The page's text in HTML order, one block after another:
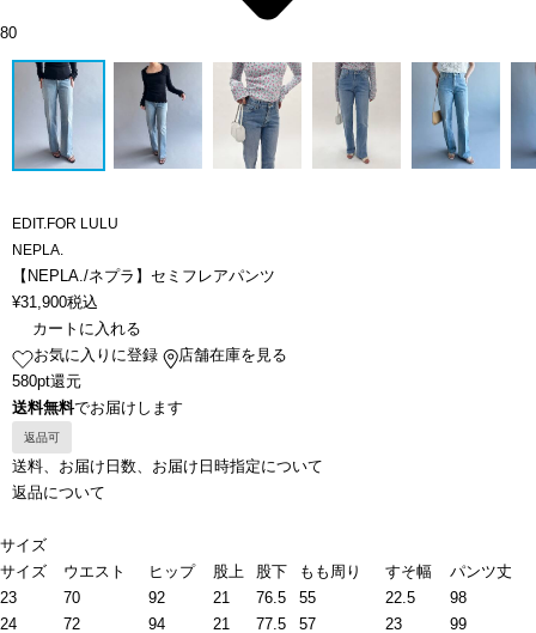
80
EDIT.FOR LULU
NEPLA.
【NEPLA./ネプラ】セミフレアパンツ
¥31,900税込
カートに入れる
お気に入りに登録
店舗在庫を見る
580pt還元
送料無料でお届けします
返品可
送料、お届け日数、お届け日時指定について
返品について
サイズ
サイズ
ウエスト ヒップ 股上 股下 もも周り すそ幅
パンツ丈
23
70 92 21 76.5 55 22.5
98
24
72 94 21 77.5 57 23
99